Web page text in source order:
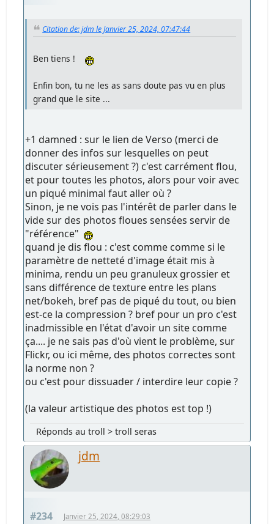
Citation de: jdm le Janvier 25, 2024, 07:47:44
Ben tiens !
Enfin bon, tu ne les as sans doute pas vu en plus
grand que le site ...
+1 damned : sur le lien de Verso (merci de
donner des infos sur lesquelles on peut
discuter sérieusement ?) c'est carrément flou,
et pour toutes les photos, alors pour voir avec
un piqué minimal faut aller où ?
Sinon, je ne vois pas l'intérêt de parler dans le
vide sur des photos floues sensées servir de
"référence"
quand je dis flou : c'est comme comme si le
paramètre de netteté d'image était mis à
minima, rendu un peu granuleux grossier et
sans différence de texture entre les plans
net/bokeh, bref pas de piqué du tout, ou bien
est-ce la compression ? bref pour un pro c'est
inadmissible en l'état d'avoir un site comme
ça.... je ne sais pas d'où vient le problème, sur
Flickr, ou ici même, des photos correctes sont
la norme non ?
ou c'est pour dissuader / interdire leur copie ?
(la valeur artistique des photos est top !)
Réponds au troll > troll seras
jdm
#234 Janvier 25, 2024, 08:29:03